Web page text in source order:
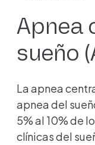
Apnea
sueño
La apnea
apnea del
5% al 10% de
clínicas del